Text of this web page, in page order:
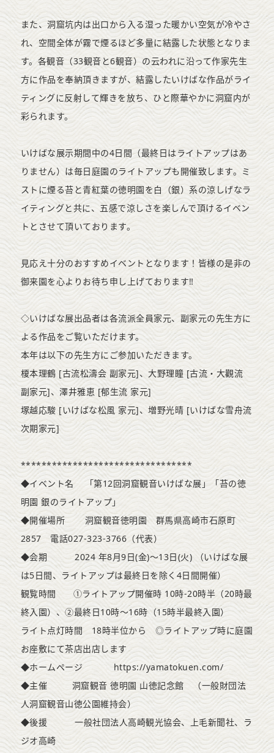
また、洞窟坑内は出口から入る湿った暖かい空気が冷やさ
れ、空間全体が霧で煙るほど多量に結露した状態となりま
す。各観音（33観音と6観音）の云われに沿って作家先生
方に作品を奉納頂きますが、結露したいけばな作品がライ
ティングに反射して輝きを放ち、ひと際華やかに洞窟内が
彩られます。
いけばな展示期間中の4日間（最終日はライトアップはあ
りません）は毎日庭園のライトアップも開催致します。ミ
ストに煙る苔と青紅葉の徳明園を白（銀）系の涼しげなラ
イティングと共に、五感で涼しさを楽しんで頂けるイベン
トとさせて頂いております。
見応え十分のおすすめイベントとなります！皆様の是非の
御来園を心よりお待ち申し上げております‼
◇いけばな展出品者は各流派全員家元、副家元の先生方に
よる作品をご覧いただけます。
本年は以下の先生方にご参加いただきます。
榎本理鶴 [古流松濤会 副家元]、大野理瞳 [古流・大觀流
副家元]、澤井雅恵 [郁生流 家元]
塚越応駿 [いけばな松風 家元]、増野光晴 [いけばな雪舟流
次期家元]
*********************************
◆イベント名 「第12回洞窟観音いけばな展」「苔の徳
明園 銀のライトアップ」
◆開催場所 洞窟観音徳明園 群馬県高崎市石原町
2857 電話027-323-3766（代表）
◆会期 2024 年8月9日(金)～13日(火) （いけばな展
は5日間、ライトアップは最終日を除く4日間開催）
観覧時間 ①ライトアップ開催時 10時-20時半（20時最
終入園）、②最終日10時～16時（15時半最終入園）
ライト点灯時間 18時半位から ◎ライトアップ時に庭園
お座敷にて茶店出店します
◆ホームページ https://yamatokuen.com/
◆主催 洞窟観音 徳明園 山徳記念館 （一般財団法
人洞窟観音山徳公園維持会）
◆後援 一般社団法人高崎観光協会、上毛新聞社、ラ
ジオ高崎